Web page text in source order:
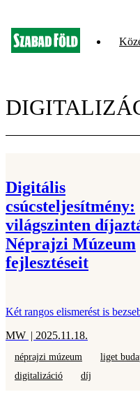
Digitális
csúcsteljesítmény:
világszinten
Néprajzi Múzeum
fejlesztéseit
Két rangos elismerést is
MW | 2025.11.18.
néprajzi múzeum
liget
digitalizáció
díj